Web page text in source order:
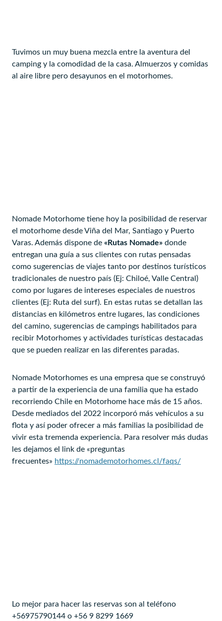
Tuvimos un muy buena mezcla entre la aventura del
camping y la comodidad de la casa. Almuerzos y comidas
al aire libre pero desayunos en el motorhomes.
Nomade Motorhome tiene hoy la posibilidad de reservar
el motorhome desde Viña del Mar, Santiago y Puerto
Varas. Además dispone de «Rutas Nomade» donde
entregan una guía a sus clientes con rutas pensadas
como sugerencias de viajes tanto por destinos turísticos
tradicionales de nuestro país (Ej: Chiloé, Valle Central)
como por lugares de intereses especiales de nuestros
clientes (Ej: Ruta del surf). En estas rutas se detallan las
distancias en kilómetros entre lugares, las condiciones
del camino, sugerencias de campings habilitados para
recibir Motorhomes y actividades turísticas destacadas
que se pueden realizar en las diferentes paradas.
Nomade Motorhomes es una empresa que se construyó
a partir de la experiencia de una familia que ha estado
recorriendo Chile en Motorhome hace más de 15 años.
Desde mediados del 2022 incorporó más vehículos a su
flota y así poder ofrecer a más familias la posibilidad de
vivir esta tremenda experiencia. Para resolver más dudas
les dejamos el link de «preguntas
frecuentes» https://nomademotorhomes.cl/faqs/
Lo mejor para hacer las reservas son al teléfono
+56975790144 o +56 9 8299 1669